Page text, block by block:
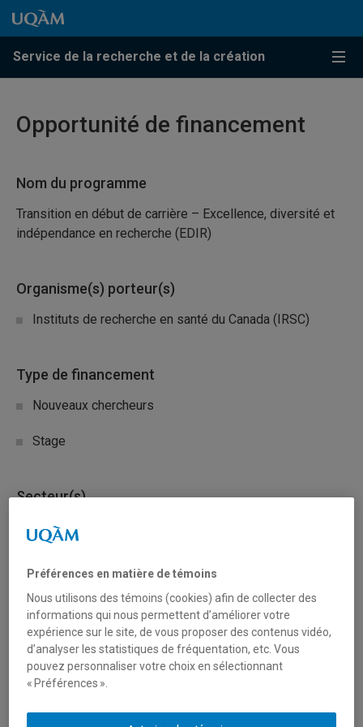
Passer au contenu
Accéder au menu principal
Accéder à la recherche
Passer au contenu
Accéder au menu principal
Service de la recherche et de la création
Menu
Opportunité de financement
Nom du programme
Transition en début de carrière – Excellence, diversité et
indépendance en recherche (EDIR)
Organisme(s) porteur(s)
Instituts de recherche en santé du Canada (IRSC)
Type de financement
Nouveaux chercheurs
Stage
Secteur(s)
Sciences liées à la santé
Description du programme
Ce programme vise à promouvoir l’excellence scientifique
et la diversité au sein du milieu de la recherche canadien.
Il appuie le perfectionnement professionnel et le
cheminement de carrière des stagiaires afin de favoriser
la mise en place et le maintien de programmes de
recherche solides et indépendants dans le milieu
Préférences en matière de témoins
Nous utilisons des témoins (cookies) afin de collecter des
informations qui nous permettent d’améliorer votre
expérience sur le site, de vous proposer des contenus vidéo,
d’analyser les statistiques de fréquentation, etc. Vous
pouvez personnaliser votre choix en sélectionnant
« Préférences ».